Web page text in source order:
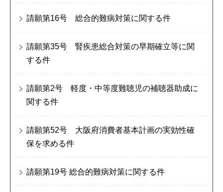
請願第16号 総合的難病対策に関する件
請願第35号 腎疾患総合対策の早期確立等に関
する件
請願第2号 軽度・中等度難聴児の補聴器助成に
関する件
請願第52号 大阪府消費者基本計画の実効性確
保を求める件
請願第19号 総合的難病対策に関する件